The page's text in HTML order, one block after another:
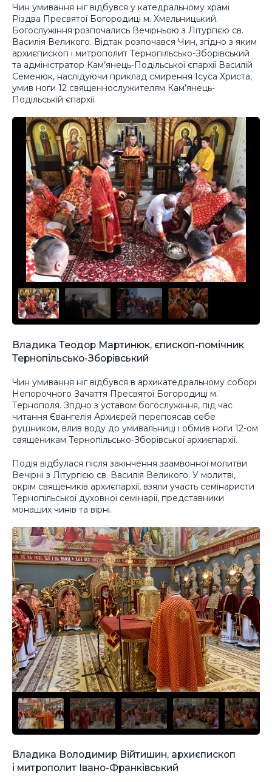
Чин умивання ніг відбувся у катедральному храмі
Різдва Пресвятої Богородиці м. Хмельницький.
Богослужіння розпочались Вечірньою з Літургією св.
Василія Великого. Відтак розпочався Чин, згідно з яким
архиєпископ і митрополит Тернопільсько-Зборівський
та адміністратор Кам’янець-Подільської єпархії Василій
Семенюк, наслідуючи приклад смирення Ісуса Христа,
умив ноги 12 священнослужителям Кам’янець-
Подільській єпархії.
Владика Теодор Мартинюк, єпископ-помічник
Тернопільсько-Зборівський
Чин умивання ніг відбувся в архикатедральному соборі
Непорочного Зачаття Пресвятої Богородиці м.
Тернополя. Згідно з уставом богослужіння, під час
читання Євангелія Архиєрей перепоясав себе
рушником, влив воду до умивальниці і обмив ноги 12-ом
священикам Тернопільсько-Зборівської архиєпархії.
Подія відбулася після закінчення заамвонної молитви
Вечірні з Літургією св. Василія Великого. У молитві,
окрім священиків архиєпархії, взяли участь семінаристи
Тернопільської духовної семінарії, представники
монаших чинів та вірні.
Владика Володимир Війтишин, архиєпископ
і митрополит Івано-Франківський